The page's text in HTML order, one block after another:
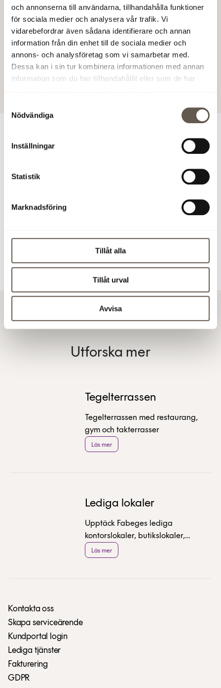
och annonserna till användarna, tillhandahålla funktioner
för sociala medier och analysera vår trafik. Vi
vidarebefordrar även sådana identifierare och annan
information från din enhet till de sociala medier och
annons- och analysföretag som vi samarbetar med.
Dessa kan i sin tur kombinera informationen med annan
information som du har tillhandahållit eller som de har
Nödvändiga
Inställningar
Statistik
Marknadsföring
Tillåt alla
Tillåt urval
Avvisa
I huset finns restaurang,
reception, konferens, gym,
Totalt tio takterrasser
tillkommer, med vyer mot
Vill du veta mer om
Affärsutveckling och Uthyrning Projekt
Utforska mer
Tegelterrassen
Tegelterrassen med restaurang,
gym och takterrasser
Läs mer
Lediga lokaler
Upptäck Fabeges lediga
kontorslokaler, butikslokaler,
coworking platser i centrala
Stockholm, Solna och Flemingsberg.
Läs mer
Kontakta oss
Skapa serviceärende
Kundportal login
Lediga tjänster
Fakturering
GDPR